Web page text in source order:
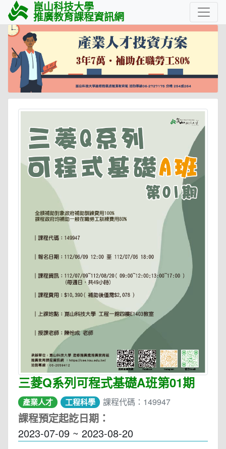
崑山科技大學
推廣教育課程資訊網
三菱Q系列可程式基礎A班第01期
產業人才 工程科學 課程代碼：149947
課程預定起訖日期：
2023-07-09 ~ 2023-08-20